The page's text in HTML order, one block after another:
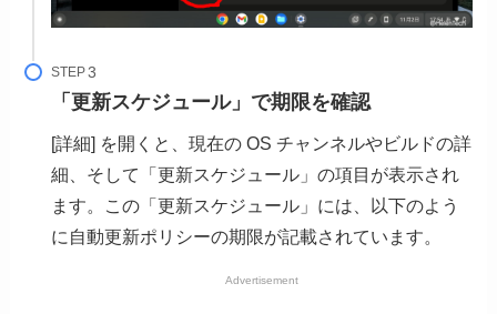
STEP
「更新スケジュール」で期限を確認
[詳細] を開くと、現在の OS チャンネルやビルドの詳
細、そして「更新スケジュール」の項目が表示され
ます。この「更新スケジュール」には、以下のよう
に自動更新ポリシーの期限が記載されています。
Advertisement